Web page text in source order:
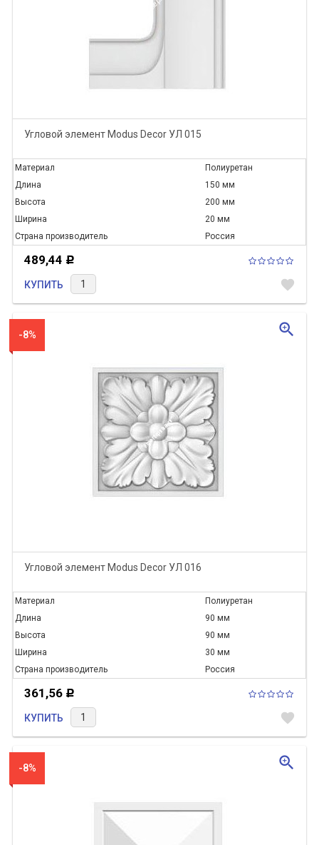
Угловой элемент Modus Decor УЛ 015
Материал
Полиуретан
Длина
150 мм
Высота
200 мм
Ширина
20 мм
Страна производитель
Россия
489,44 Р
КУПИТЬ favorite
-8%
Угловой элемент Modus Decor УЛ 016
Материал
Полиуретан
Длина
90 мм
Высота
90 мм
Ширина
30 мм
Страна производитель
Россия
361,56 Р
КУПИТЬ favorite
zoom_in
-8% zoom_in